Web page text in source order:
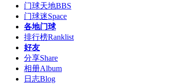
门球天地BBS
门球迷Space
各地门球
排行榜Ranklist
好友
分享Share
相册Album
日志Blog